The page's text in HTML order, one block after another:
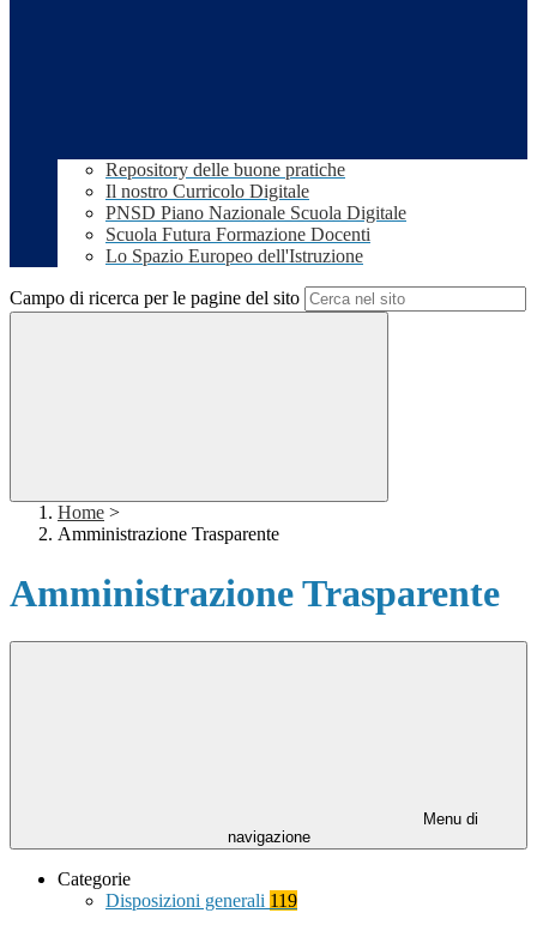
Repository delle buone pratiche
Il nostro Curricolo Digitale
PNSD Piano Nazionale Scuola Digitale
Scuola Futura Formazione Docenti
Lo Spazio Europeo dell'Istruzione
Campo di ricerca per le pagine del sito
Home >
Amministrazione Trasparente
Amministrazione Trasparente
Menu di
navigazione
Categorie
Disposizioni generali 119